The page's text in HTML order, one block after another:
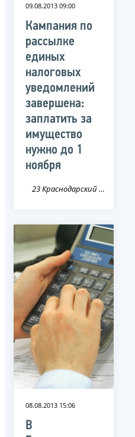
09.08.2013 09:00
Кампания по
рассылке
единых
налоговых
уведомлений
завершена:
заплатить за
имущество
нужно до 1
ноября
23 Краснодарский край
08.08.2013 15:06
В